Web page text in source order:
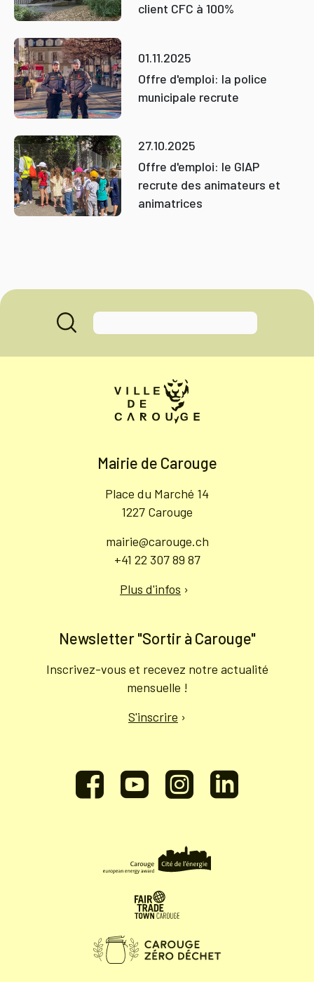
client CFC à 100%
01.11.2025
Offre d'emploi: la police
municipale recrute
27.10.2025
Offre d'emploi: le GIAP
recrute des animateurs et
animatrices
Mairie de Carouge
Place du Marché 14
1227 Carouge
mairie@carouge.ch
+41 22 307 89 87
Plus d'infos ›
Newsletter "Sortir à Carouge"
Inscrivez-vous et recevez notre actualité
mensuelle !
S'inscrire ›